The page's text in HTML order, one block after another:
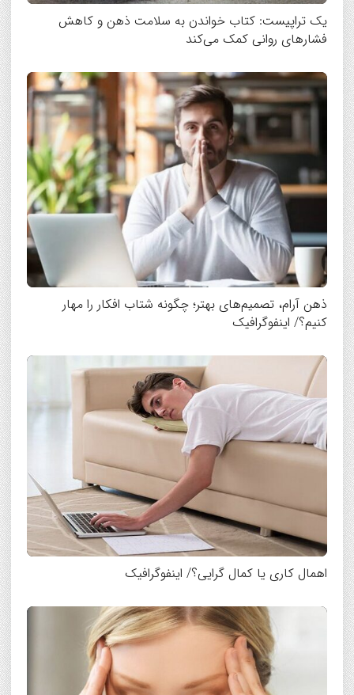
یک تراپیست: کتاب‌ خواندن به سلامت ذهن و کاهش
فشارهای روانی کمک می‌کند
ذهن آرام، تصمیم‌های بهتر؛ چگونه شتاب افکار را مهار
کنیم؟/ اینفوگرافیک
اهمال کاری یا کمال گرایی؟/ اینفوگرافیک